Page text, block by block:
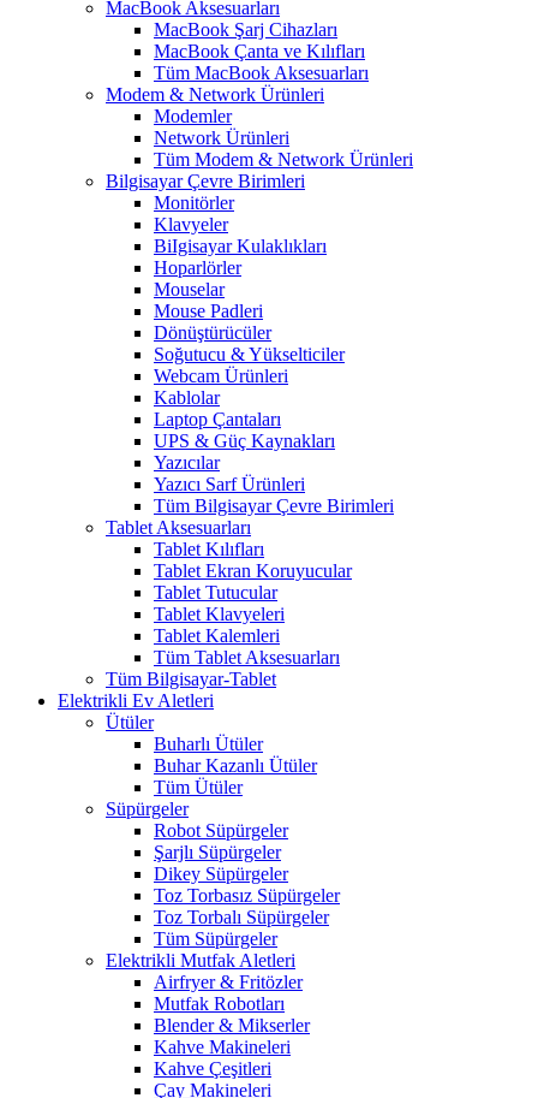
MacBook Aksesuarları
MacBook Şarj Cihazları
MacBook Çanta ve Kılıfları
Tüm MacBook Aksesuarları
Modem & Network Ürünleri
Modemler
Network Ürünleri
Tüm Modem & Network Ürünleri
Bilgisayar Çevre Birimleri
Monitörler
Klavyeler
BiIgisayar Kulaklıkları
Hoparlörler
Mouselar
Mouse Padleri
Dönüştürücüler
Soğutucu & Yükselticiler
Webcam Ürünleri
Kablolar
Laptop Çantaları
UPS & Güç Kaynakları
Yazıcılar
Yazıcı Sarf Ürünleri
Tüm Bilgisayar Çevre Birimleri
Tablet Aksesuarları
Tablet Kılıfları
Tablet Ekran Koruyucular
Tablet Tutucular
Tablet Klavyeleri
Tablet Kalemleri
Tüm Tablet Aksesuarları
Tüm Bilgisayar-Tablet
Elektrikli Ev Aletleri
Ütüler
Buharlı Ütüler
Buhar Kazanlı Ütüler
Tüm Ütüler
Süpürgeler
Robot Süpürgeler
Şarjlı Süpürgeler
Dikey Süpürgeler
Toz Torbasız Süpürgeler
Toz Torbalı Süpürgeler
Tüm Süpürgeler
Elektrikli Mutfak Aletleri
Airfryer & Fritözler
Mutfak Robotları
Blender & Mikserler
Kahve Makineleri
Kahve Çeşitleri
Çay Makineleri